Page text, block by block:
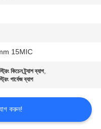
15MIC
কিচেন ট্র্যাশ ব্যাগ,
গার্বেজ ব্যাগ
করুন!